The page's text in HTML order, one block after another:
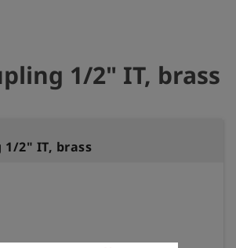
1/2" IT, brass
1/2" IT, brass